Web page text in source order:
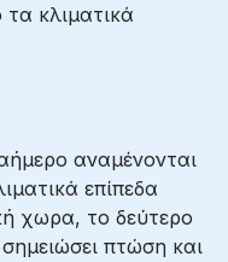
κλιματικά
αναμένονται
επίπεδα
χωρα, το δεύτερο
πτώση και